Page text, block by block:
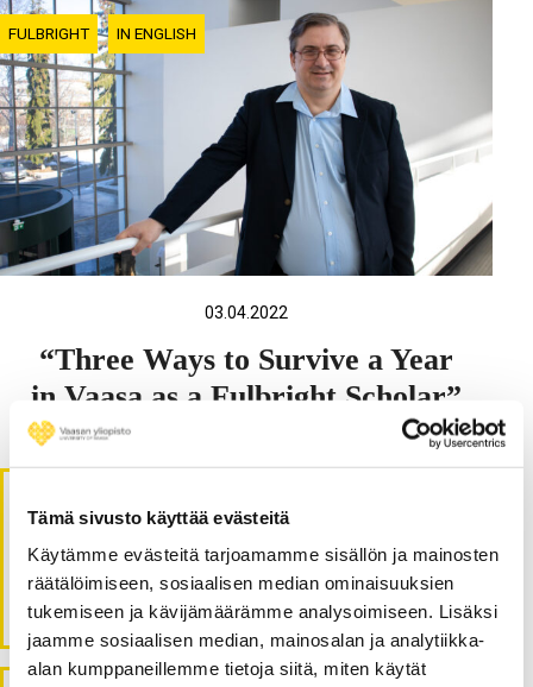
Tämä sivusto käyttää evästeitä
Käytämme evästeitä tarjoamamme sisällön ja mainosten
räätälöimiseen, sosiaalisen median ominaisuuksien
tukemiseen ja kävijämäärämme analysoimiseen. Lisäksi
jaamme sosiaalisen median, mainosalan ja analytiikka-
alan kumppaneillemme tietoja siitä, miten käytät
FULBRIGHT IN ENGLISH
03.04.2022
“Three Ways to Survive a Year
in Vaasa as a Fulbright Scholar”
Visiting scholars - Vierailevat
tutkijat